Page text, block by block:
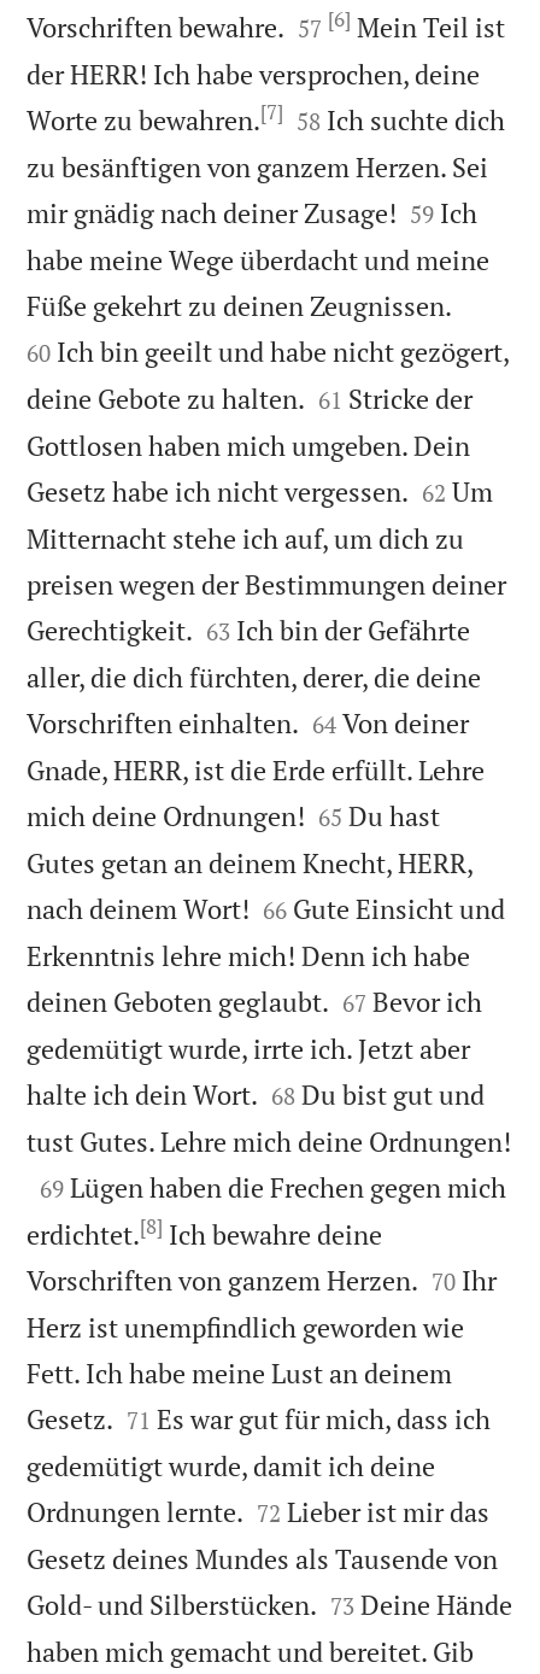
Vorschriften bewahre. 

57 [6] Mein Teil ist
der HERR! Ich habe versprochen, deine
Worte zu bewahren.[7] 

58 Ich suchte dich
zu besänftigen von ganzem Herzen. Sei
mir gnädig nach deiner Zusage! 

59 Ich
habe meine Wege überdacht und meine
Füße gekehrt zu deinen Zeugnissen.
60 Ich bin geeilt und habe nicht gezögert,
deine Gebote zu halten. 

61 Stricke der
Gottlosen haben mich umgeben. Dein
Gesetz habe ich nicht vergessen. 

62 Um
Mitternacht stehe ich auf, um dich zu
preisen wegen der Bestimmungen deiner
Gerechtigkeit. 

63 Ich bin der Gefährte
aller, die dich fürchten, derer, die deine
Vorschriften einhalten. 

64 Von deiner
Gnade, HERR, ist die Erde erfüllt. Lehre
mich deine Ordnungen! 

65 Du hast
Gutes getan an deinem Knecht, HERR,
nach deinem Wort! 

66 Gute Einsicht und
Erkenntnis lehre mich! Denn ich habe
deinen Geboten geglaubt. 

67 Bevor ich
gedemütigt wurde, irrte ich. Jetzt aber
halte ich dein Wort. 

68 Du bist gut und
tust Gutes. Lehre mich deine Ordnungen!

69 Lügen haben die Frechen gegen mich
erdichtet.[8] Ich bewahre deine
Vorschriften von ganzem Herzen. 

70 Ihr
Herz ist unempfindlich geworden wie
Fett. Ich habe meine Lust an deinem
Gesetz. 

71 Es war gut für mich, dass ich
gedemütigt wurde, damit ich deine
Ordnungen lernte. 

72 Lieber ist mir das
Gesetz deines Mundes als Tausende von
Gold- und Silberstücken. 

73 Deine Hände
haben mich gemacht und bereitet. Gib